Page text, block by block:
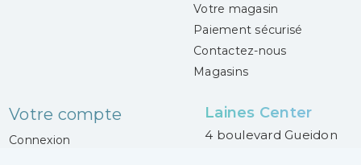
Votre magasin
Paiement sécurisé
Contactez-nous
Magasins
Votre compte
Connexion
Laines Center
4 boulevard Gueidon